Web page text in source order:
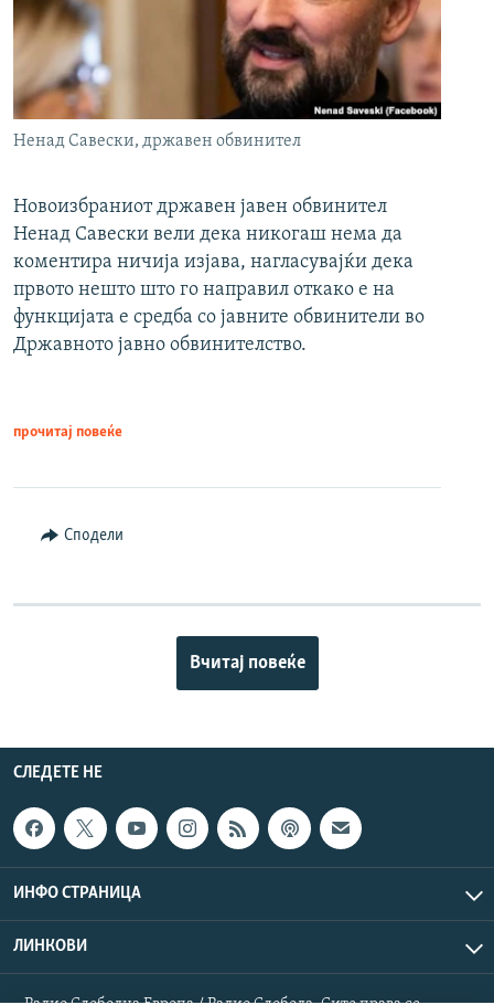
Ненад Савески, државен обвинител
Новоизбраниот државен јавен обвинител
Ненад Савески вели дека никогаш нема да
коментира ничија изјава, нагласувајќи дека
првото нешто што го направил откако е на
функцијата е средба со јавните обвинители во
Државното јавно обвинителство.
прочитај повеќе
Сподели
Вчитај повеќе
СЛЕДЕТЕ НЕ
ИНФО СТРАНИЦА
ЛИНКОВИ